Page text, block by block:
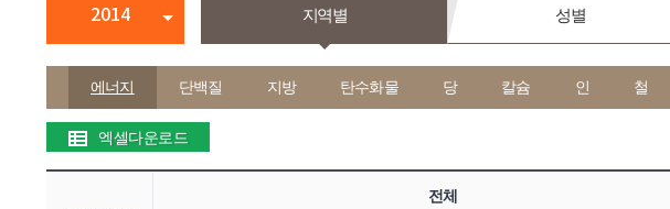
2014 지역별 성별
에너지 단백질 지방 탄수화물 당 칼슘 인 철
엑셀다운로드
전체